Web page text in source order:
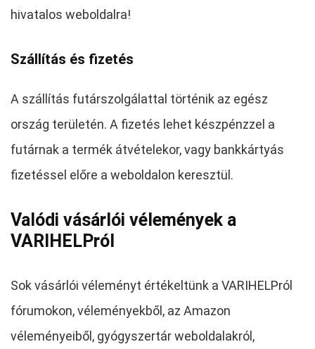
hivatalos weboldalra!
Szállítás és fizetés
A szállítás futárszolgálattal történik az egész
ország területén. A fizetés lehet készpénzzel a
futárnak a termék átvételekor, vagy bankkártyás
fizetéssel előre a weboldalon keresztül.
Valódi vásárlói vélemények a
VARIHELPról
Sok vásárlói véleményt értékeltünk a VARIHELPról
fórumokon, véleményekből, az Amazon
véleményeiből, gyógyszertár weboldalakról,